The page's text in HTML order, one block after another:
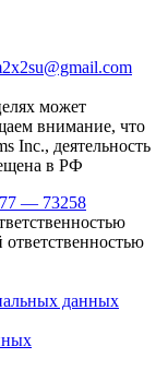
может
внимание, что
Inc., деятельность
в РФ
77 — 73258
данных